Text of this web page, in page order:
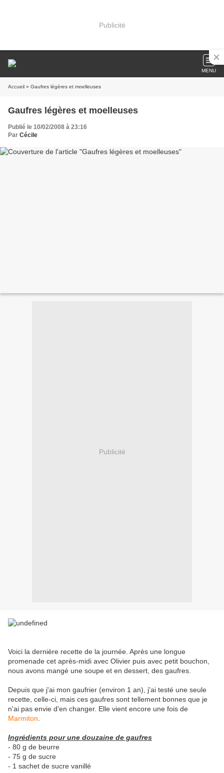
Publicité
MENU
Accueil » Gaufres légères et moelleuses
Gaufres légères et moelleuses
Publié le 10/02/2008 à 23:16
Par Cécile
Publicité
Voici la dernière recette de la journée. Après une longue
promenade cet après-midi avec Olivier puis avec petit bouchon,
nous avons mangé une soupe et en dessert, des gaufres.
Depuis que j'ai mon gaufrier (environ 1 an), j'ai testé une seule
recette, celle-ci, mais ces gaufres sont tellement bonnes que je
n'ai pas envie d'en changer. Elle vient encore une fois de
Marmiton
Ingrédients pour une douzaine de gaufres
- 80 g de beurre
- 75 g de sucre
- 1 sachet de sucre vanillé